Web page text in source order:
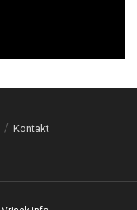
Kontakt